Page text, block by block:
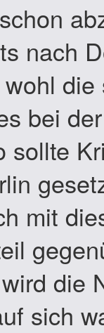
nach
bei
sollte
mit
die
sich